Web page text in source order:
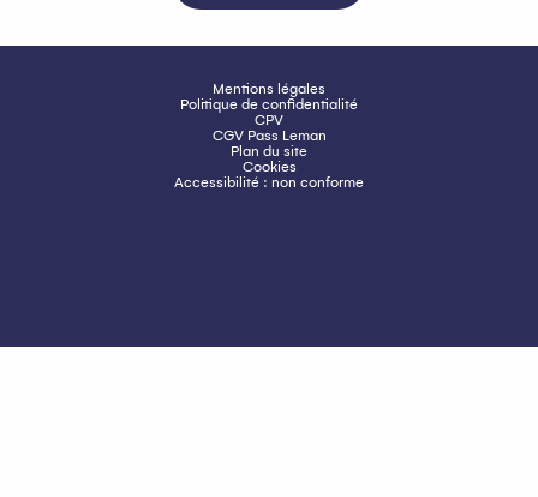
Mentions légales
Politique de confidentialité
CPV
CGV Pass Leman
Plan du site
Cookies
Accessibilité : non conforme